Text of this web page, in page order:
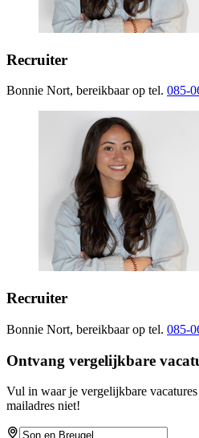
Recruiter
Bonnie Nort, bereikbaar op tel. 085-
Recruiter
Bonnie Nort, bereikbaar op tel. 085-
Ontvang vergelijkbare
Vul in waar je vergelijkbare
mailadres niet!